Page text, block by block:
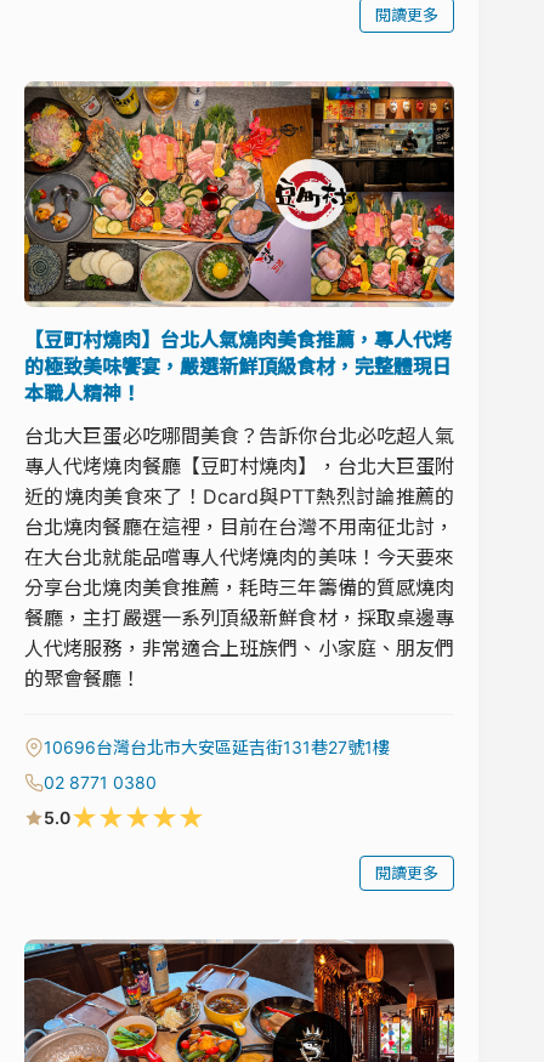
閱讀更多
【豆町村燒肉】台北人氣燒肉美食推薦，專人代烤
的極致美味饗宴，嚴選新鮮頂級食材，完整體現日
本職人精神！
台北大巨蛋必吃哪間美食？告訴你台北必吃超人氣
專人代烤燒肉餐廳【豆町村燒肉】，台北大巨蛋附
近的燒肉美食來了！Dcard與PTT熱烈討論推薦的
台北燒肉餐廳在這裡，目前在台灣不用南征北討，
在大台北就能品嚐專人代烤燒肉的美味！今天要來
分享台北燒肉美食推薦，耗時三年籌備的質感燒肉
餐廳，主打嚴選一系列頂級新鮮食材，採取桌邊專
人代烤服務，非常適合上班族們、小家庭、朋友們
的聚會餐廳！
10696台灣台北市大安區延吉街131巷27號1樓
02 8771 0380
5.0★★★★★
閱讀更多